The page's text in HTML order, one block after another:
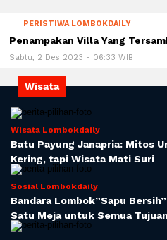
PERISTIWA LOMBOKDAILY
Penampakan Villa Yang
Sabtu, 2 Des 2023 - 06:33 WIB
Wisata
Wisata Lombokdaily
Batu Payung Janapria: Mitos
Kering, tapi Wisata Mati Suri
Sosial Lombokdaily
Bandara Lombok”Sapu
Satu Meja untuk Semua